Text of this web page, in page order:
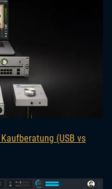
(USB vs